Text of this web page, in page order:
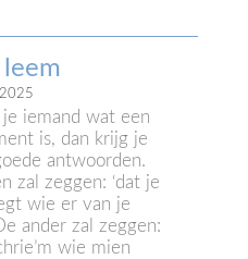
je iemand wat een
is, dan krijg je
antwoorden.
zal zeggen: ‘dat je
wie er van je
ander zal zeggen:
wie mien